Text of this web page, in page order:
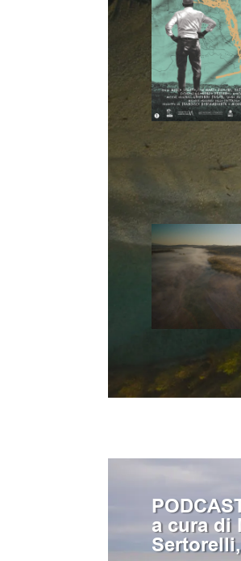
a cura di